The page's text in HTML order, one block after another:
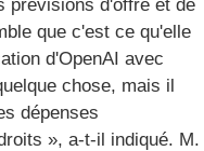
prévisions d'offre et de
que c'est ce qu'elle
d'OpenAI avec
chose, mais il
dépenses
», a-t-il indiqué. M.